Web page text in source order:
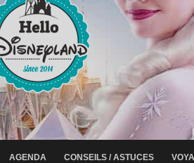
AGENDA CONSEILS / ASTUCES